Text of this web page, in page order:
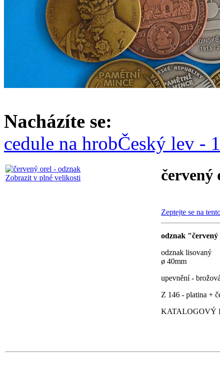
Nacházíte se:
cedule na hrobČeský lev -
Zobrazit v plné velikosti červený
Zeptejte se na
odznak
odznak lisovaný
ø 40mm
upevnění -
Z 146 - platina +
KATALOGOVÝ